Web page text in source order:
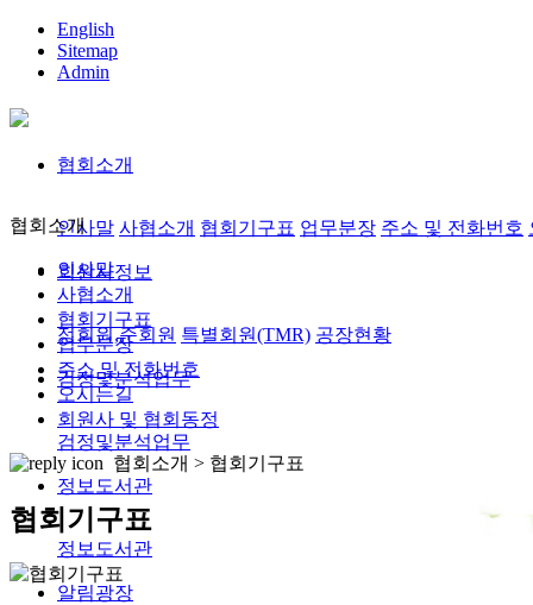
English
Sitemap
Admin
협회소개
인사말 사협소개 협회기구표 업무분장 주소 및 전화번호
회원사정보
정회원,준회원 특별회원(TMR) 공장현황
검정및분석업무
검정및분석업무
정보도서관
정보도서관
알림광장
협회소개
인사말
사협소개
협회기구표
업무분장
주소 및 전화번호
오시는길
회원사 및 협회동정
협회소개 > 협회기구표
협회기구표